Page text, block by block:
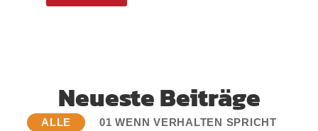
Neueste Beiträge
01 WENN VERHALTEN SPRICHT
ALLE